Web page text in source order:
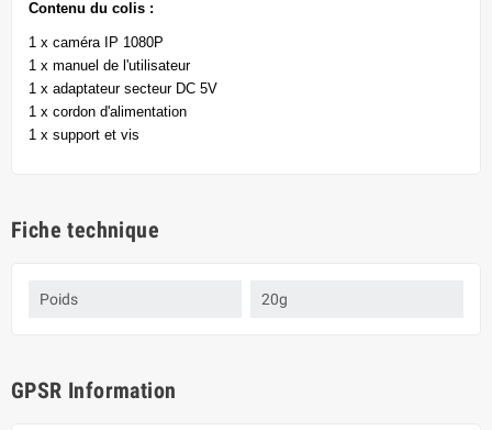
Contenu du colis :
1 x caméra IP 1080P
1 x manuel de l'utilisateur
1 x adaptateur secteur DC 5V
1 x cordon d'alimentation
1 x support et vis
Fiche technique
Poids 20g
GPSR Information